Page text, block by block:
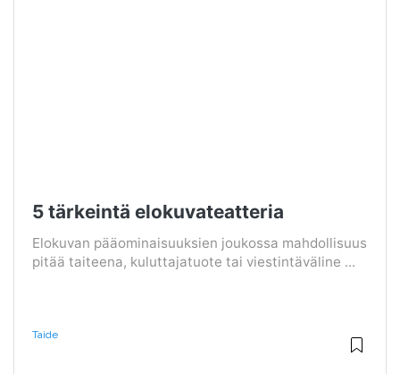
5 tärkeintä elokuvateatteria
Elokuvan pääominaisuuksien joukossa mahdollisuus
pitää taiteena, kuluttajatuote tai viestintäväline ...
Taide